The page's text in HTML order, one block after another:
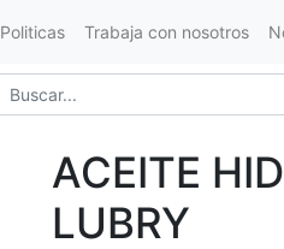
Politicas Trabaja con nosotros
ACEITE
LUBRY